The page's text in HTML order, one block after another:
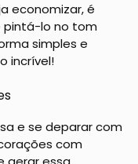
economizar, é
pintá-lo no tom
simples e
incrível!
e se deparar com
com